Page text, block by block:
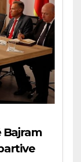
Bajram